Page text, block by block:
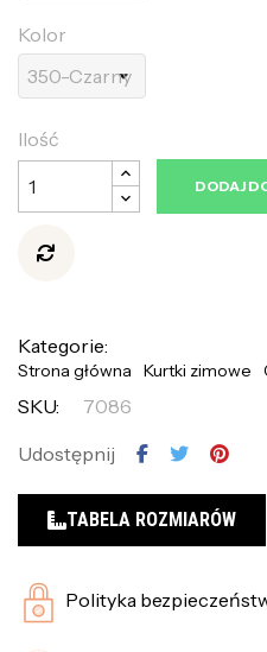
Kolor
Ilość
DODAJ
Kategorie:
Strona główna Kurtki zimowe
SKU:
7086
Udostępnij
TABELA ROZMIARÓW
Polityka